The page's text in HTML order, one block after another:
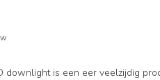
downlight is een eer veelzijdig